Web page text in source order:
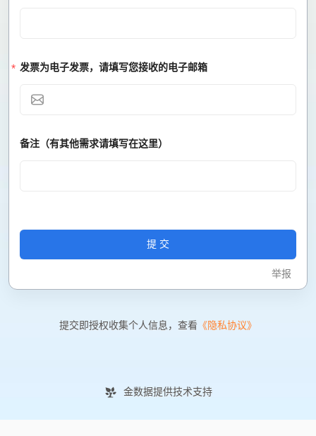
发票为电子发票，请填写您接收的电子邮箱
备注 （有其他需求请填写在这里）
提交
举报
提交即授权收集个人信息，查看 《隐私协议》
金数据提供技术支持